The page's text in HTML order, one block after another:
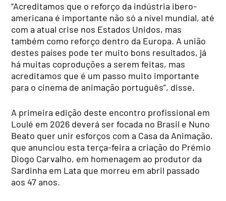
“Acreditamos que o reforço da indústria ibero-
americana é importante não só a nível mundial, até
com a atual crise nos Estados Unidos, mas
também como reforço dentro da Europa. A união
destes países pode ter muito bons resultados, já
há muitas coproduções a serem feitas, mas
acreditamos que é um passo muito importante
para o cinema de animação português”, disse.
A primeira edição deste encontro profissional em
Loulé em 2026 deverá ser focada no Brasil e Nuno
Beato quer unir esforços com a Casa da Animação,
que anunciou esta terça-feira a criação do Prémio
Diogo Carvalho, em homenagem ao produtor da
Sardinha em Lata que morreu em abril passado
aos 47 anos.